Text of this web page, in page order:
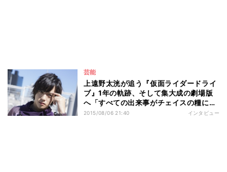
芸能
上遠野太洸が追う『仮面ライダードライ
ブ』1年の軌跡、そして集大成の劇場版
へ「すべての出来事がチェイスの糧にな
っている」
2015/08/06 21:40 インタビュー